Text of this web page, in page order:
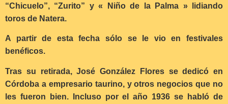
“Chicuelo”, “Zurito” y « Niño de la Palma » lidiando
toros de Natera.
A partir de esta fecha sólo se le vio en festivales
benéficos.
Tras su retirada, José González Flores se dedicó en
Córdoba a empresario taurino, y otros negocios que no
les fueron bien. Incluso por el año 1936 se habló de